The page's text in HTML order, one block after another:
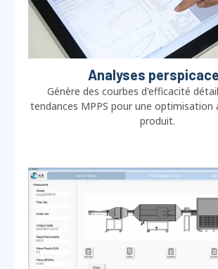
Analyses
Génère des courbes d'efficacité
tendances MPPS pour une optimisation
produit.